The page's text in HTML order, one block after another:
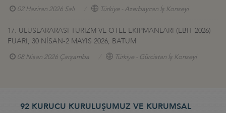
02 Haziran 2026 Salı Türkiye - Azerbaycan İş Konseyi
17. ULUSLARARASI TURİZM VE OTEL EKİPMANLARI (EBIT 2026)
FUARI, 30 NİSAN-2 MAYIS 2026, BATUM
08 Nisan 2026 Çarşamba Türkiye - Gürcistan İş Konseyi
92 KURUCU KURULUŞUMUZ VE KURUMSAL